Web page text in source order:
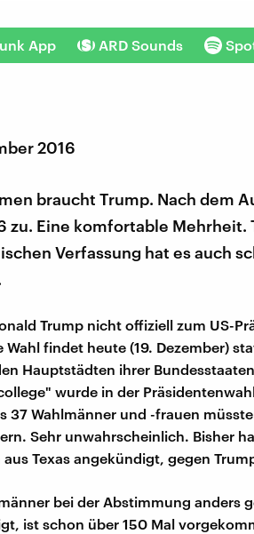
App ARD Sounds
2016
braucht Trump. Nach dem
zu. Eine komfortable
Verfassung hat es auch
Trump nicht offiziell zum US-
Wahl findet heute (19. Dezember)
Hauptstädten ihrer
wurde in der
37 Wahlmänner und -frauen
Sehr unwahrscheinlich. Bisher
aus Texas angekündigt, gegen
bei der Abstimmung anders
ist schon über 150 Mal